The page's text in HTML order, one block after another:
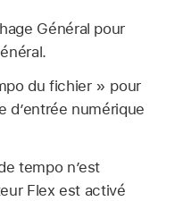
Général pour
du fichier » pour
d’entrée numérique
tempo n’est
Flex est activé